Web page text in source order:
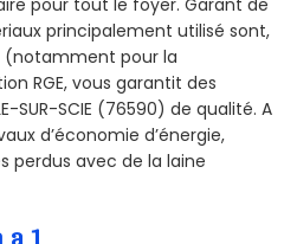
pour tout le foyer. Garant de
principalement utilisé sont,
(notamment pour la
RGE, vous garantit des
SUR-SCIE (76590) de qualité. A
d’économie d’énergie,
perdus avec de la laine